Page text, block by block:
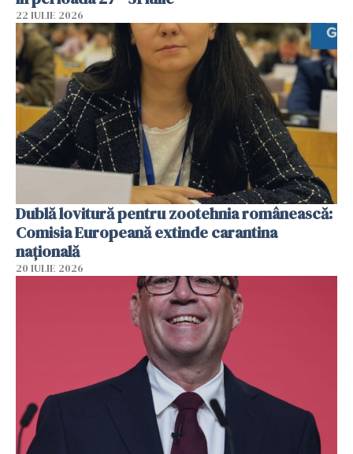
22 IULIE 2026
Dublă lovitură pentru zootehnia românească:
Comisia Europeană extinde carantina
națională
20 IULIE 2026